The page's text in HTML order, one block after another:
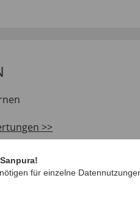
>>
für einzelne